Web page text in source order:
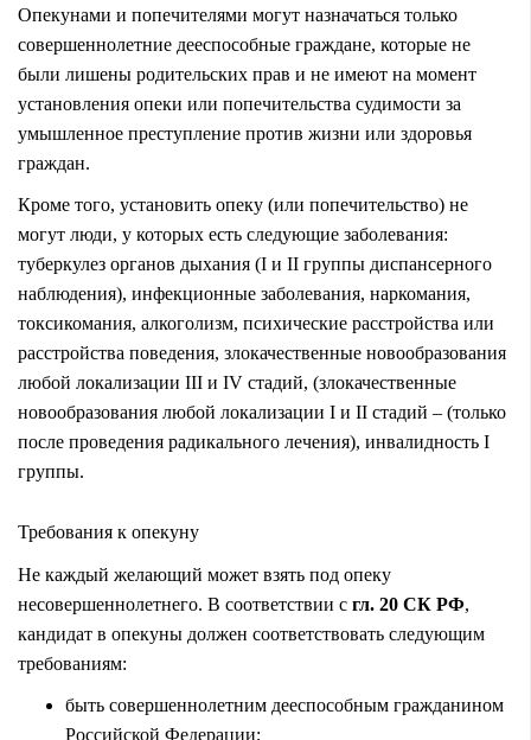
Опекунами и попечителями могут назначаться только
совершеннолетние дееспособные граждане, которые не
были лишены родительских прав и не имеют на момент
установления опеки или попечительства судимости за
умышленное преступление против жизни или здоровья
граждан.
Кроме того, установить опеку (или попечительство) не
могут люди, у которых есть следующие заболевания:
туберкулез органов дыхания (I и II группы диспансерного
наблюдения), инфекционные заболевания, наркомания,
токсикомания, алкоголизм, психические расстройства или
расстройства поведения, злокачественные новообразования
любой локализации III и IV стадий, (злокачественные
новообразования любой локализации I и II стадий – (только
после проведения радикального лечения), инвалидность I
группы.
Требования к опекуну
Не каждый желающий может взять под опеку
несовершеннолетнего. В соответствии с гл. 20 СК РФ,
кандидат в опекуны должен соответствовать следующим
требованиям:
быть совершеннолетним дееспособным гражданином
Российской Федерации;